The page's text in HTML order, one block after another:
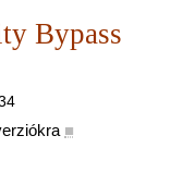
Bypass
■